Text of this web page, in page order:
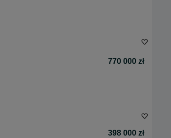
770 000 zł
398 000 zł